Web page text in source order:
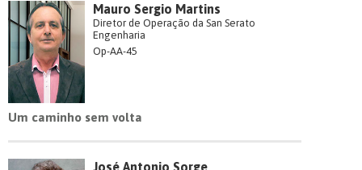
Mauro Sergio Martins
Diretor de Operação da San Serato
Engenharia
Op-AA-45
Um caminho sem volta
José Antonio Sorge